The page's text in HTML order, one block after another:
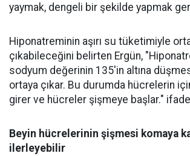
yaymak, dengeli bir şekilde yapmak
Hiponatreminin aşırı su tüketimiyle
çıkabileceğini belirten Ergün,
sodyum değerinin 135'in altına
ortaya çıkar. Bu durumda hücrelerin
girer ve hücreler şişmeye başlar."
Beyin hücrelerinin şişmesi komaya
ilerleyebilir